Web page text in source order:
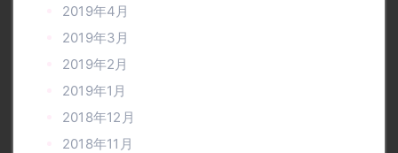
2019年4月
2019年3月
2019年2月
2019年1月
2018年12月
2018年11月